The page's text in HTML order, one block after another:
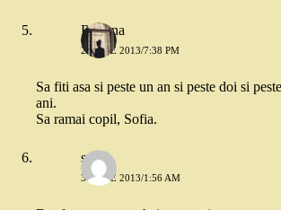
Roxana
2 IUNIE 2013/7:38 PM
Sa fiti asa si peste un an si peste doi si
ani.
Sa ramai copil, Sofia.
sofia
3 IUNIE 2013/1:56 AM